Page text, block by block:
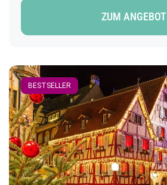
Waldweihnacht ist nicht nur ein
sagenhafte Inszenierung für die
und Musik. Zauberhafte
Verkaufsständen findet man auch
Aufwärmen. Abfahrt: 10.00 Uhr
ZUM ANGEBOT
BESTSELLER